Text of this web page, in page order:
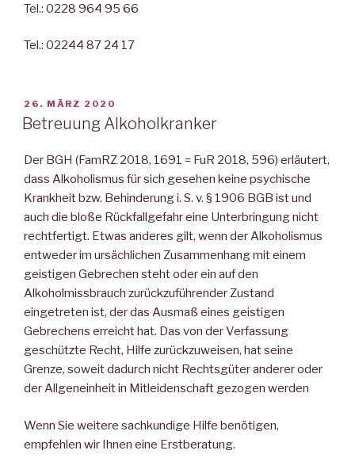
Tel.: 0228 964 95 66
Tel.: 02244 87 24 17
VERÖFFENTLICHT
AM
26. MÄRZ 2020
Betreuung Alkoholkranker
Der BGH (FamRZ 2018, 1691 = FuR 2018, 596) erläutert,
dass Alkoholismus für sich gesehen keine psychische
Krankheit bzw. Behinderung i. S. v. § 1906 BGB ist und
auch die bloße Rückfallgefahr eine Unterbringung nicht
rechtfertigt. Etwas anderes gilt, wenn der Alkoholismus
entweder im ursächlichen Zusammenhang mit einem
geistigen Gebrechen steht oder ein auf den
Alkoholmissbrauch zurückzuführender Zustand
eingetreten ist, der das Ausmaß eines geistigen
Gebrechens erreicht hat. Das von der Verfassung
geschützte Recht, Hilfe zurückzuweisen, hat seine
Grenze, soweit dadurch nicht Rechtsgüter anderer oder
der Allgeneinheit in Mitleidenschaft gezogen werden
Wenn Sie weitere sachkundige Hilfe benötigen,
empfehlen wir Ihnen eine Erstberatung.